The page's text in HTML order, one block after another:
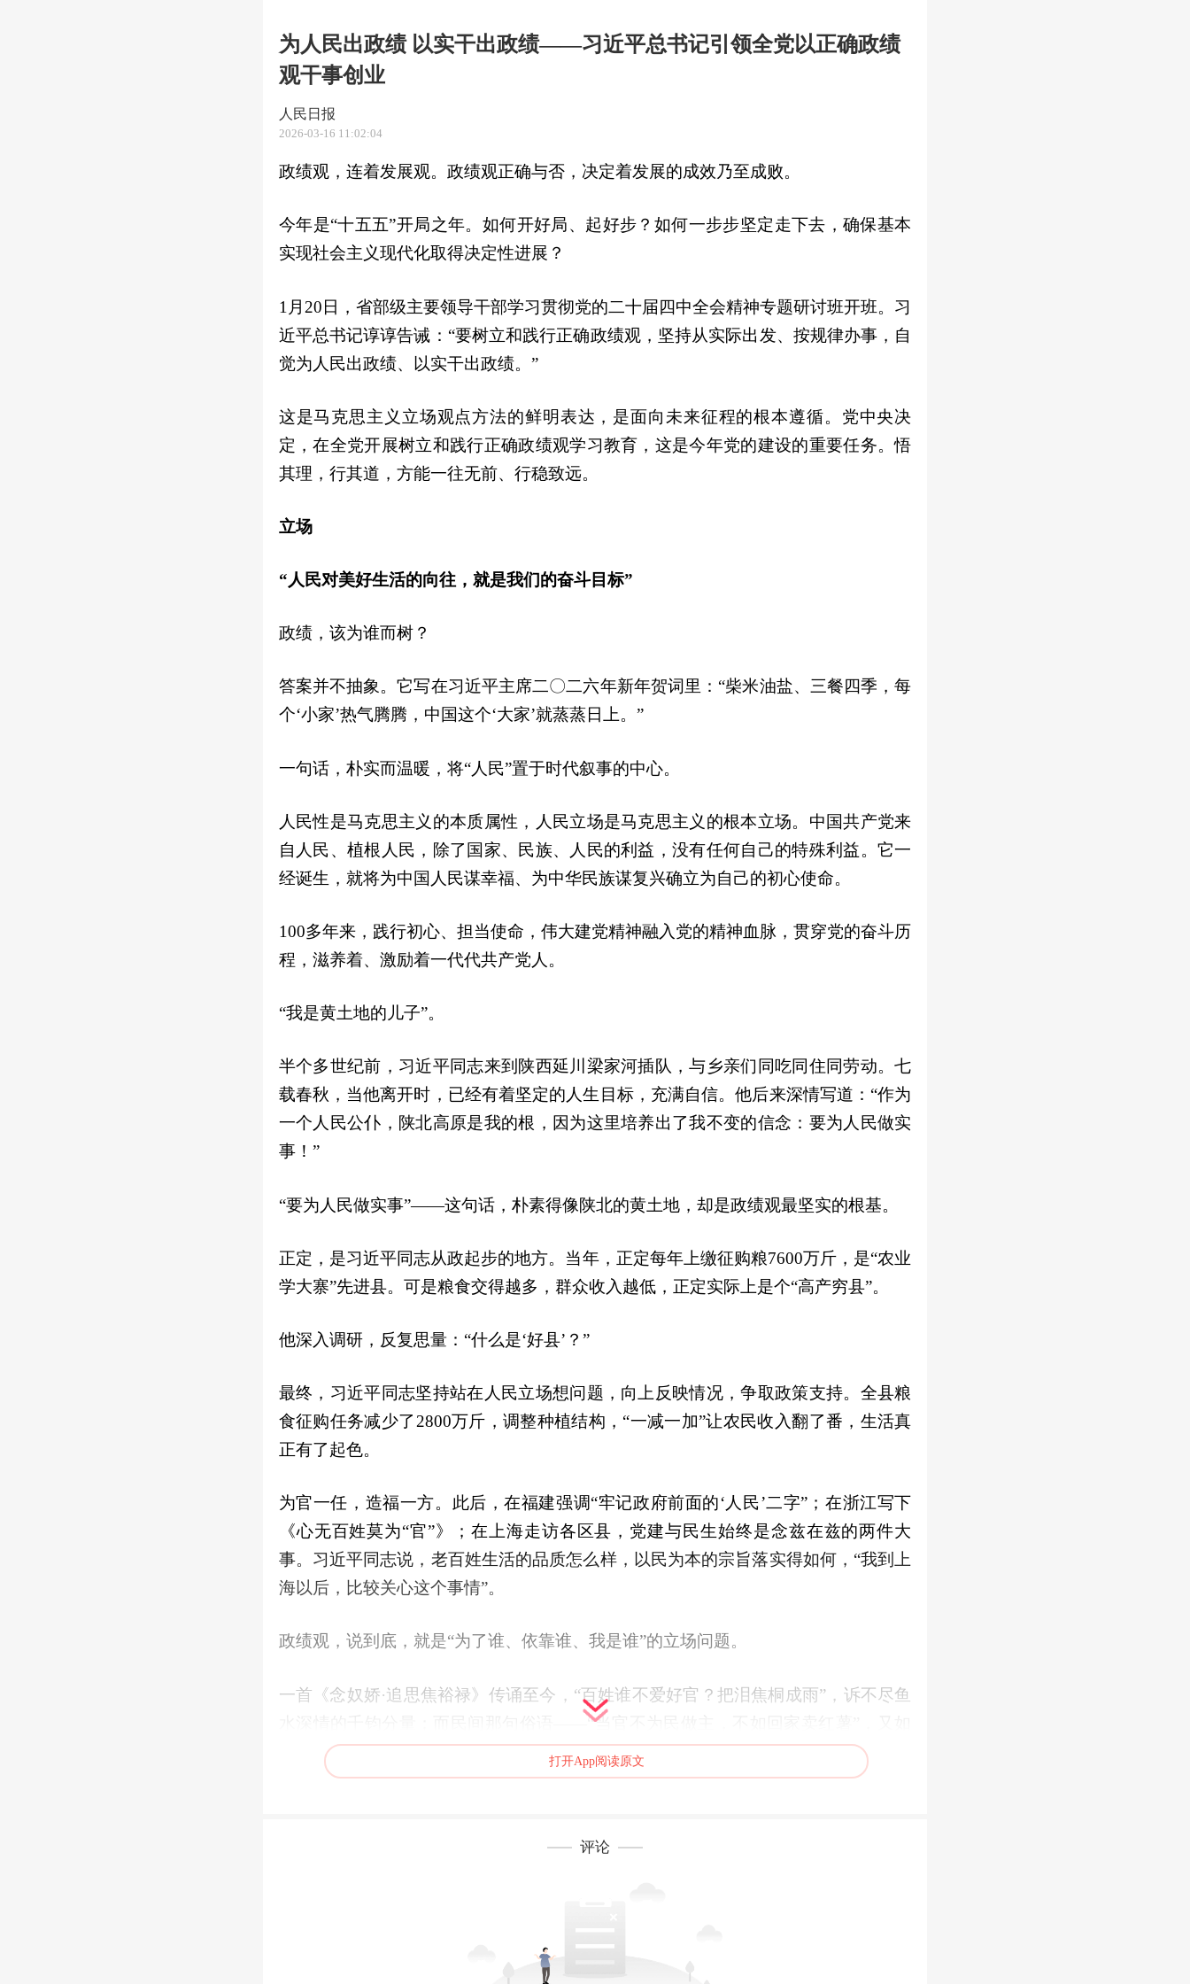
为人民出政绩 以实干出政绩——习近平总书记引领全党以正确政绩
观干事创业
人民日报
2026-03-16 11:02:04
政绩观，连着发展观。政绩观正确与否，决定着发展的成效乃至成败。
今年是“十五五”开局之年。如何开好局、起好步？如何一步步坚定走下去，确保基本
实现社会主义现代化取得决定性进展？
1月20日，省部级主要领导干部学习贯彻党的二十届四中全会精神专题研讨班开班。习
近平总书记谆谆告诫：“要树立和践行正确政绩观，坚持从实际出发、按规律办事，自
觉为人民出政绩、以实干出政绩。”
这是马克思主义立场观点方法的鲜明表达，是面向未来征程的根本遵循。党中央决
定，在全党开展树立和践行正确政绩观学习教育，这是今年党的建设的重要任务。悟
其理，行其道，方能一往无前、行稳致远。
立场
“人民对美好生活的向往，就是我们的奋斗目标”
政绩，该为谁而树？
答案并不抽象。它写在习近平主席二〇二六年新年贺词里：“柴米油盐、三餐四季，每
个‘小家’热气腾腾，中国这个‘大家’就蒸蒸日上。”
一句话，朴实而温暖，将“人民”置于时代叙事的中心。
人民性是马克思主义的本质属性，人民立场是马克思主义的根本立场。中国共产党来
自人民、植根人民，除了国家、民族、人民的利益，没有任何自己的特殊利益。它一
经诞生，就将为中国人民谋幸福、为中华民族谋复兴确立为自己的初心使命。
100多年来，践行初心、担当使命，伟大建党精神融入党的精神血脉，贯穿党的奋斗历
程，滋养着、激励着一代代共产党人。
“我是黄土地的儿子”。
半个多世纪前，习近平同志来到陕西延川梁家河插队，与乡亲们同吃同住同劳动。七
载春秋，当他离开时，已经有着坚定的人生目标，充满自信。他后来深情写道：“作为
一个人民公仆，陕北高原是我的根，因为这里培养出了我不变的信念：要为人民做实
事！”
“要为人民做实事”——这句话，朴素得像陕北的黄土地，却是政绩观最坚实的根基。
正定，是习近平同志从政起步的地方。当年，正定每年上缴征购粮7600万斤，是“农业
学大寨”先进县。可是粮食交得越多，群众收入越低，正定实际上是个“高产穷县”。
他深入调研，反复思量：“什么是‘好县’？”
最终，习近平同志坚持站在人民立场想问题，向上反映情况，争取政策支持。全县粮
食征购任务减少了2800万斤，调整种植结构，“一减一加”让农民收入翻了番，生活真
正有了起色。
为官一任，造福一方。此后，在福建强调“牢记政府前面的‘人民’二字”；在浙江写下
《心无百姓莫为“官”》；在上海走访各区县，党建与民生始终是念兹在兹的两件大
事。习近平同志说，老百姓生活的品质怎么样，以民为本的宗旨落实得如何，“我到上
海以后，比较关心这个事情”。
政绩观，说到底，就是“为了谁、依靠谁、我是谁”的立场问题。
一首《念奴娇·追思焦裕禄》传诵至今，“百姓谁不爱好官？把泪焦桐成雨”，诉不尽鱼
水深情的千钧分量；而民间那句俗语——“当官不为民做主，不如回家卖红薯”，又如
一记警钟，时常敲在广大党员干部的心头。
新时代以来，幼有所育、学有所教、劳有所得、病有所医、老有所养、住有所居、弱
打开App阅读原文
评论